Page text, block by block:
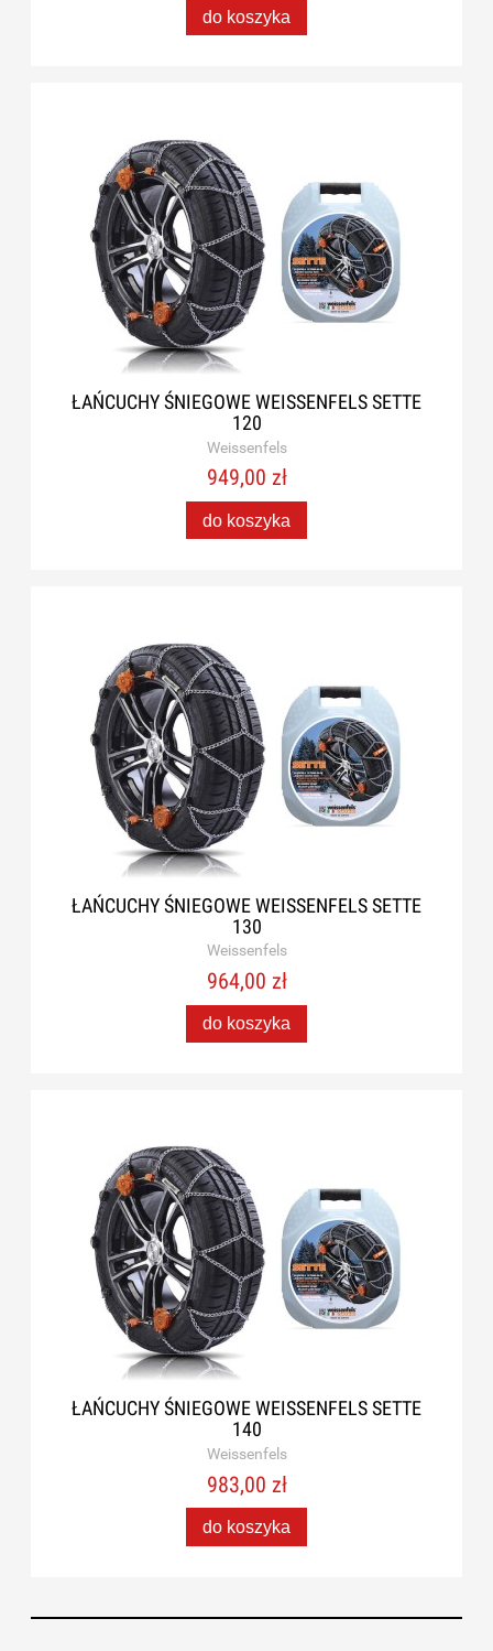
do koszyka
ŁAŃCUCHY ŚNIEGOWE WEISSENFELS SETTE
120
Weissenfels
949,00 zł
do koszyka
ŁAŃCUCHY ŚNIEGOWE WEISSENFELS SETTE
130
Weissenfels
964,00 zł
do koszyka
ŁAŃCUCHY ŚNIEGOWE WEISSENFELS SETTE
140
Weissenfels
983,00 zł
do koszyka